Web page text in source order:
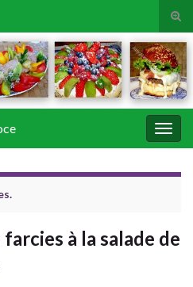
à la salade de